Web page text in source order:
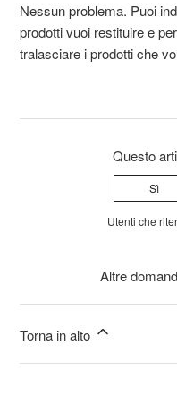
Nessun problema. Puoi
prodotti vuoi restituire e
tralasciare i prodotti che
Questo
Sì
Utenti che
Altre
Torna in alto